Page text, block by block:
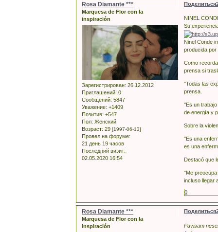
Поделиться
Rosa Diamante ***
Marquesa de Flor con la
inspiración
Зарегистрирован: 26.12.2012
Приглашений: 0
Сообщений: 5847
Уважение: +1409
Позитив: +547
Пол: Женский
Возраст: 29 [1997-06-13]
Провел на форуме:
21 день 19 часов
Последний визит:
02.05.2020 16:54
NINEL
Su
Ninel Conde
producida por
Como
prensa si
"Todas las
prensa.
"Es un
de energía y
Sobre la
"Es una
es una
Destacó que
"Me
incluso llegar
0
Поделиться
Rosa Diamante ***
Marquesa de Flor con la
inspiración
Pavisam